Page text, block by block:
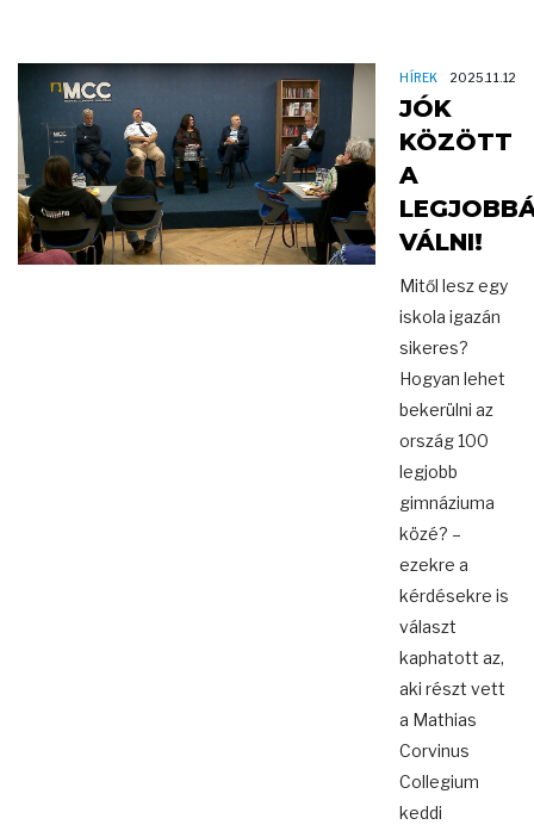
HÍREK 2025.11.12
JÓK
KÖZÖTT
A
VÁLNI!
Mitől lesz egy
iskola igazán
sikeres?
Hogyan lehet
bekerülni az
ország 100
legjobb
gimnáziuma
közé? –
ezekre a
kérdésekre is
választ
kaphatott az,
aki részt vett
a Mathias
Corvinus
Collegium
keddi